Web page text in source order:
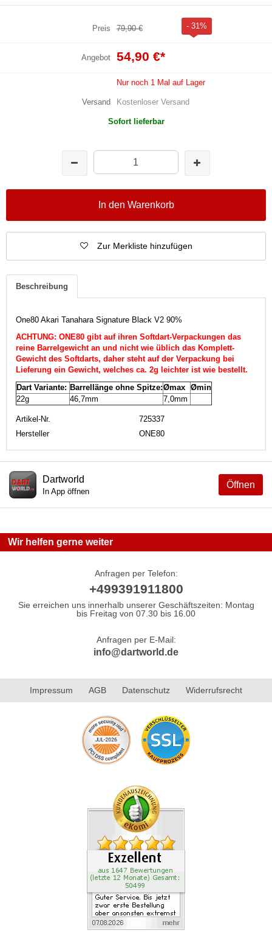
Preis 79,90 € - 31%
Angebot 54,90 €*
Nur noch 1 Mal auf Lager
Versand Kostenloser Versand
Sofort lieferbar
In den Warenkorb
Zur Merkliste hinzufügen
Beschreibung
One80 Akari Tanahara Signature Black V2 90%
ACHTUNG: ONE80 gibt auf ihren Softdart-Verpackungen das
reine Barrelgewicht an und nicht wie üblich das Komplett-
Gewicht des Softdarts, daher steht auf der Verpackung bei
Lieferung ein Gewicht, welches ca. 2g leichter ist wie bestellt.
Dart Variante: Barrellänge ohne Spitze:Ømax Ømin
22g
46,7mm 7,0mm
Artikel-Nr.
725337
Hersteller
ONE80
Öffnen
Dartworld
In App öffnen
Wir helfen gerne weiter
Anfragen per Telefon:
+499391911800
Sie erreichen uns innerhalb unserer Geschäftszeiten: Montag
bis Freitag von 07.30 bis 16.00
Anfragen per E-Mail:
info@dartworld.de
Impressum AGB Datenschutz Widerrufsrecht